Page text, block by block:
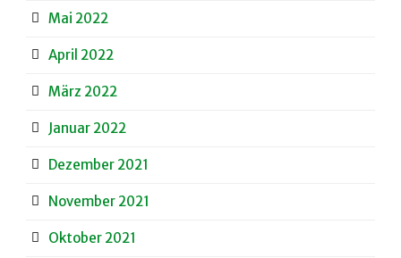
Mai 2022
April 2022
März 2022
Januar 2022
Dezember 2021
November 2021
Oktober 2021